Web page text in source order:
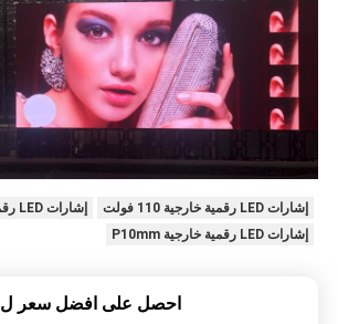
إشارات LED رقمية خارجية 110 فولت
إشارات LED رقمية خارجية 48X160
إشارات LED رقمية خارجية P10mm
احصل على افضل سعر ل